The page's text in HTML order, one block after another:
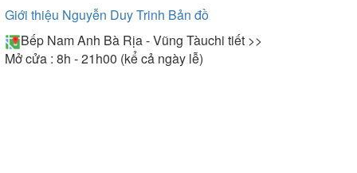
Giới thiệu Nguyễn Duy Trinh Bản đồ
Bếp Nam Anh Bà Rịa - Vũng Tàuchi tiết >>
Mở cửa : 8h - 21h00 (kể cả ngày lễ)